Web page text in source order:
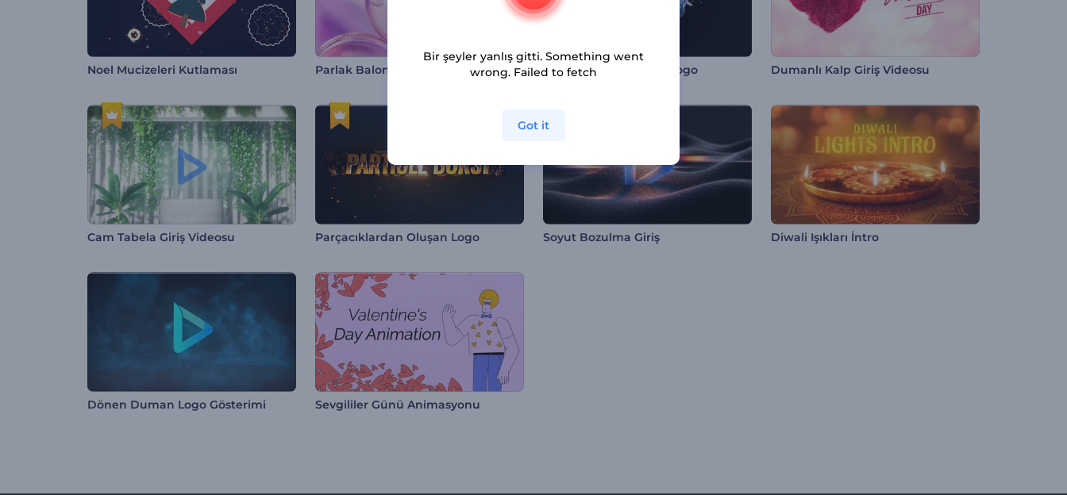
Noel Mucizeleri Kutlaması Parlak Balonlar Girişi Türbülanslı Su Küresi Logo Dumanlı Kalp Giriş Videosu
Cam Tabela Giriş Videosu Parçacıklardan Oluşan Logo Soyut Bozulma Giriş Diwali Işıkları İntro
Dönen Duman Logo Gösterimi Sevgililer Günü Animasyonu
Bir şeyler yanlış gitti. Something went
wrong. Failed to fetch
Got it